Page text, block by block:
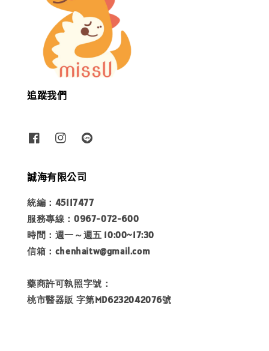
追蹤我們
誠海有限公司
統編：45117477
服務專線：0967-072-600
時間：週一～週五 10:00~17:30
信箱：chenhaitw@gmail.com
藥商許可執照字號：
桃市醫器販 字第MD6232042076號